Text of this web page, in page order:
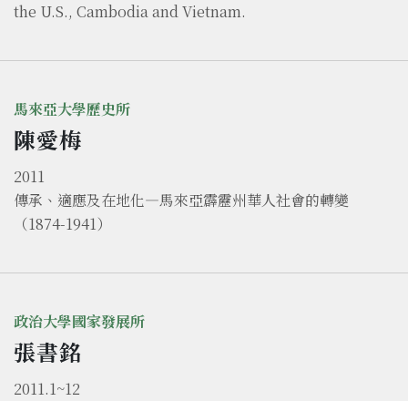
the U.S., Cambodia and Vietnam.
馬來亞大學歷史所
陳愛梅
2011
傳承、適應及在地化—馬來亞霹靂州華人社會的轉變
（1874-1941）
政治大學國家發展所
張書銘
2011.1~12